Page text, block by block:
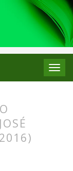
bibliográficas